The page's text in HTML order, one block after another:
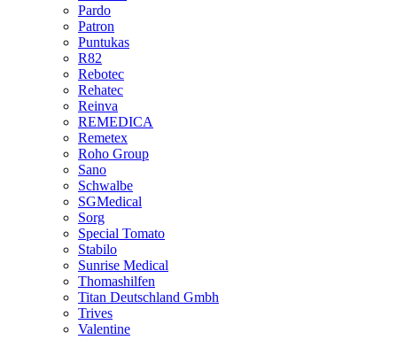
Pardo
Patron
Puntukas
R82
Rebotec
Rehatec
Reinva
REMEDICA
Remetex
Roho Group
Sano
Schwalbe
SGMedical
Sorg
Special Tomato
Stabilo
Sunrise Medical
Thomashilfen
Titan Deutschland Gmbh
Trives
Valentine